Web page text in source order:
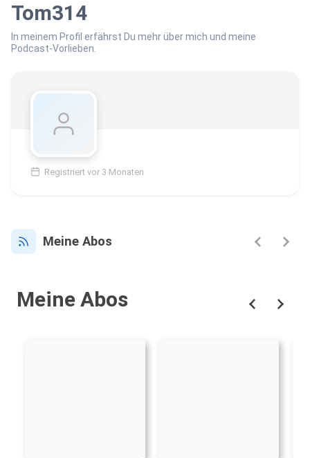
Tom314
In meinem Profil erfährst Du mehr über mich und meine
Podcast-Vorlieben.
Registriert vor 3 Monaten
Meine Abos
Meine Abos